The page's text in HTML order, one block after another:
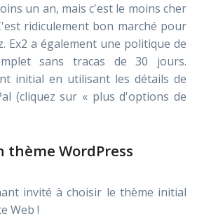
un an, mais c'est le moins cher
ridiculement bon marché pour
Ex2 a également une politique de
sans tracas de 30 jours.
initial en utilisant les détails de
(cliquez sur « plus d'options de
thème WordPress
invité à choisir le thème initial
Web !